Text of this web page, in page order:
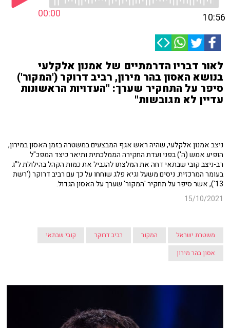
00:00 10:56
לאור דבריו הדרמתיים של אמנון אלקלעי
בנושא האסון בהר מירון, רביב דרוקר ('המקור')
סיפר על התחקיר שערך: "העדויות הראשונות
עדיין לא מגובשות"
ניצב אמנון אלקלעי, שהיה ראש אגף המבצעים במשטרה בזמןהאסון במירון,
הופיע אמש (ה') בפני ועדת החקירה הממלכתיתותיאר כיצד המפכ"ל
רב-ניצב קובי שבתאי דחה את המלצתו להגביל את כמות הקהל בהילולת ל"ג
בעומר המרכזית. ניסים משעל וגיא פלג שוחחו על כך עם רביב דרוקר ('רשת
13'), אשר סיפר על תחקיר 'המקור' שערך על האסון הגדול.
15/10/2021
משטרת ישראל המקור רביב דרוקר
קובי שבתאי
אסון בהר מירון